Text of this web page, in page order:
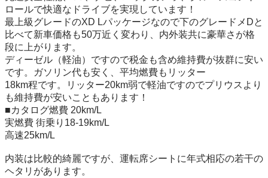
ロールで快適なドライブを実現しています！
最上級グレードのXD Lパッケージなので下のグレードメDと
比べて新車価格も50万近く変わり、内外装共に豪華さが格
段に上がります。
ディーゼル（軽油）ですので税金も含め維持費が抜群に安い
です。ガソリン代も安く、平均燃費もリッター
18km程です。リッター20km弱で軽油ですのでプリウスより
も維持費が安いこともあります！
■カタログ燃費 20km/L
実燃費 街乗り18-19km/L
高速25km/L
内装は比較的綺麗ですが、運転席シートに年式相応の若干の
ヘタリがあります。